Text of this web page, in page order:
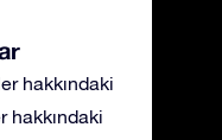
hakkındaki
hakkındaki